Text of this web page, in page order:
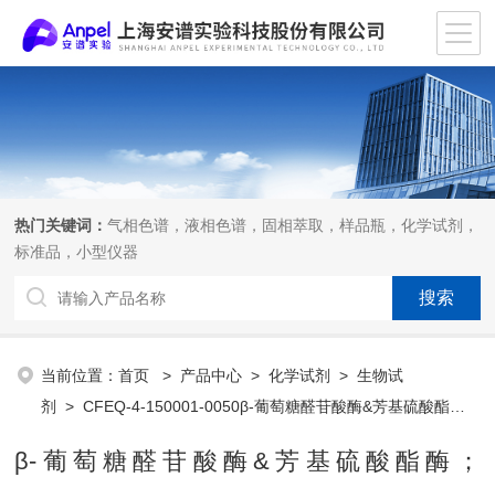
热门关键词：气相色谱，液相色谱，固相萃取，样品瓶，化学试剂，
标准品，小型仪器
当前位置：首页 > 产品中心 >化学试剂 >生物试
剂
> CFEQ-4-150001-0050β-葡萄糖醛苷酸酶&芳基硫酸酯
β-葡萄糖醛苷酸酶&芳基硫酸酯酶；